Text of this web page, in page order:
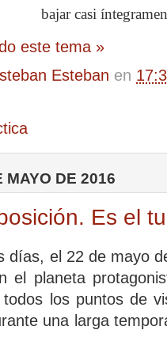
bajar casi
este tema »
Esteban en
MAYO DE 2016
Es el
días, el 22 de mayo
el planeta
todos los puntos de
una larga